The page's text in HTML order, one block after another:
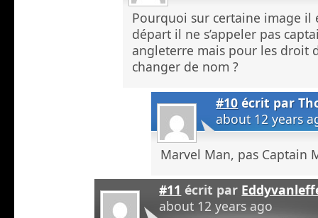
Pourquoi sur certaine image il
départ il ne s’appeler pas
angleterre mais pour les droit
changer de nom ?
#10écrit par
about 12 years
Marvel Man, pas Captain
#11 écrit par
about 12 years ago